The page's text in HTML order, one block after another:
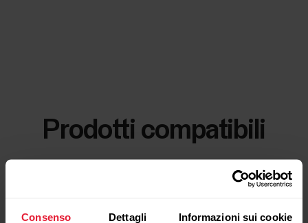
Consenso Dettagli Informazioni sui cookie
Prodotti compatibili